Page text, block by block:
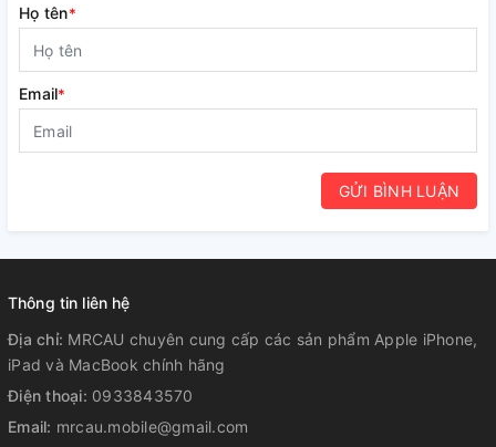
Họ tên*
Email*
GỬI BÌNH LUẬN
Thông tin liên hệ
Địa chỉ: MRCAU chuyên cung cấp các sản phẩm Apple iPhone,
iPad và MacBook chính hãng
Điện thoại: 0933843570
Email: mrcau.mobile@gmail.com